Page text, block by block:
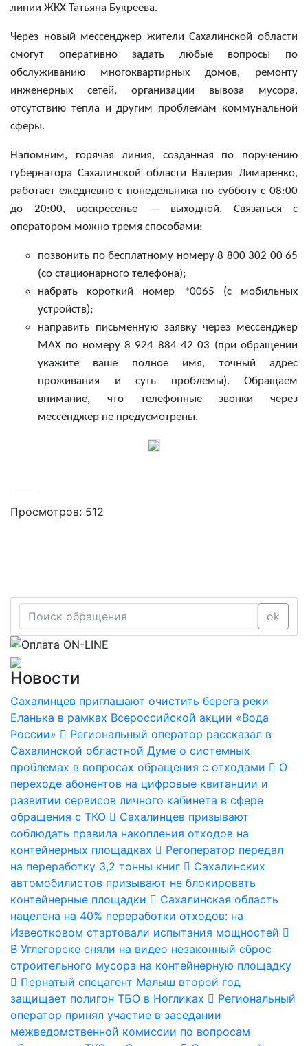
линии ЖКХ Татьяна Букреева.
Через новый мессенджер жители Сахалинской области
смогут оперативно задать любые вопросы по
обслуживанию многоквартирных домов, ремонту
инженерных сетей, организации вывоза мусора,
отсутствию тепла и другим проблемам коммунальной
сферы.
Напомним, горячая линия,
созданная по поручению
губернатора Сахалинской области Валерия Лимаренко,
работает ежедневно с понедельника по субботу с 08:00
до 20:00, воскресенье — выходной. Связаться с
оператором можно тремя способами:
позвонить по бесплатному номеру 8 800 302 00 65
(со стационарного телефона);
набрать короткий номер *0065 (с мобильных
устройств);
направить письменную заявку через мессенджер
MAX по номеру 8 924 884 42 03 (при обращении
укажите ваше полное имя, точный адрес
проживания и суть проблемы). Обращаем
внимание, что телефонные звонки через
мессенджер не предусмотрены.
Просмотров: 512
ok
Новости
Сахалинцев приглашают очистить берега реки
Еланька в рамках Всероссийской акции «Вода
России»
Региональный оператор рассказал в
Сахалинской областной Думе о системных
проблемах в вопросах обращения с отходами
О
переходе абонентов на цифровые квитанции и
развитии сервисов личного кабинета в сфере
обращения с ТКО
Сахалинцев призывают
соблюдать правила накопления отходов на
контейнерных площадках
Регоператор передал
на переработку 3,2 тонны книг
Сахалинских
автомобилистов призывают не блокировать
контейнерные площадки
Сахалинская область
нацелена на 40% переработки отходов: на
Известковом стартовали испытания мощностей
В Углегорске сняли на видео незаконный сброс
строительного мусора на контейнерную площадку
Пернатый спецагент Малыш второй год
защищает полигон ТБО в Ногликах
Региональный
оператор принял участие в заседании
межведомственной комиссии по вопросам